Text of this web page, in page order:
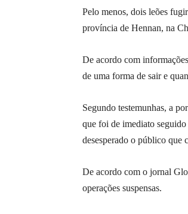
Pelo menos, dois leões
província de Hennan, na
De acordo com
de uma forma de sair e
Segundo testemunhas, a
que foi de imediato
desesperado o público que
De acordo com o jornal
operações suspensas.